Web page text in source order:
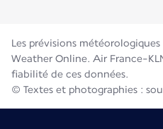
Les prévisions
Weather Online. Air France-
fiabilité de ces données.
© Textes et photographies :